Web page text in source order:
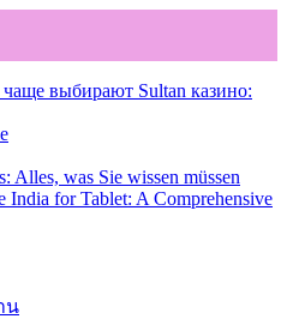
выбирают Sultan казино:
Alles, was Sie wissen müssen
India for Tablet: A Comprehensive
น